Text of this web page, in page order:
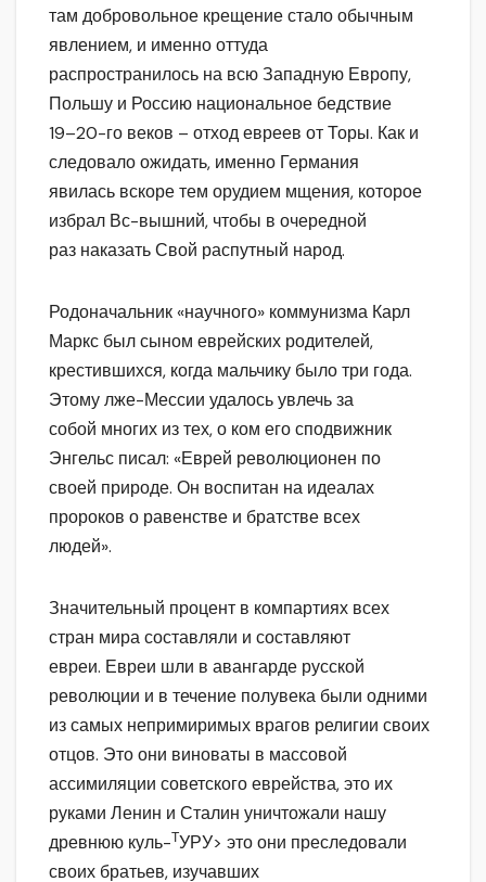
там добровольное крещение стало обычным
явлением, и именно оттуда
распространилось на всю Западную Европу,
Польшу и Россию национальное бедствие
19–20-го веков – отход евреев от Торы. Как и
следовало ожидать, именно Германия
явилась вскоре тем орудием мщения, которое
избрал Вс-вышний, чтобы в очередной
раз наказать Свой распутный народ.
Родоначальник «научного» коммунизма Карл
Маркс был сыном еврейских родителей,
крестившихся, когда мальчику было три года.
Этому лже-Мессии удалось увлечь за
собой многих из тех, о ком его сподвижник
Энгельс писал: «Еврей революционен по
своей природе. Он воспитан на идеалах
пророков о равенстве и братстве всех
людей».
Значительный процент в компартиях всех
стран мира составляли и составляют
евреи. Евреи шли в авангарде русской
революции и в течение полувека были одними
из самых непримиримых врагов религии своих
отцов. Это они виноваты в массовой
ассимиляции советского еврейства, это их
руками Ленин и Сталин уничтожали нашу
древнюю куль-ТУРУ> это они преследовали
своих братьев, изучавших